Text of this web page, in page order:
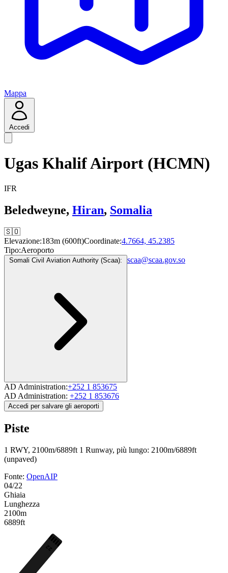
Mappa
Accedi
Ugas Khalif Airport (HCMN)
IFR
Beledweyne, Hiran, Somalia
🇸🇴
Elevazione:183m (600ft)Coordinate:4.7664, 45.2385
Tipo:Aeroporto
Somali Civil Aviation Authority (Scaa): scaa@scaa.gov.so
AD Administration:+252 1 853675
AD Administration: +252 1 853676
Accedi per salvare gli aeroporti
Piste
1 RWY, 2100m/6889ft 1 Runway, più lungo: 2100m/6889ft
(unpaved)
Fonte: OpenAIP
04/22
Ghiaia
Lunghezza
2100m
6889ft
22